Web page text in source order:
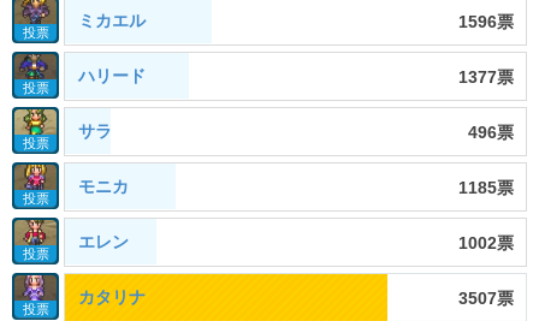
投票
ミカエル 1596票
投票
ハリード 1377票
投票
サラ 496票
投票
モニカ 1185票
投票
エレン 1002票
投票
カタリナ 3507票